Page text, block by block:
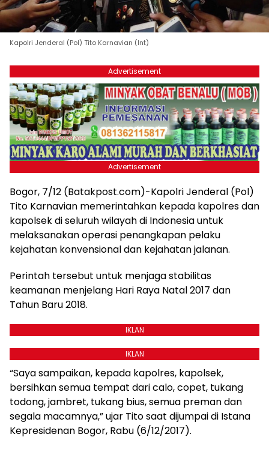
Kapolri Jenderal (Pol) Tito Karnavian (Int)
Advertisement
Advertisement
Bogor, 7/12 (Batakpost.com)-Kapolri Jenderal (Pol)
Tito Karnavian memerintahkan kepada kapolres dan
kapolsek di seluruh wilayah di Indonesia untuk
melaksanakan operasi penangkapan pelaku
kejahatan konvensional dan kejahatan jalanan.
Perintah tersebut untuk menjaga stabilitas
keamanan menjelang Hari Raya Natal 2017 dan
Tahun Baru 2018.
IKLAN
IKLAN
“Saya sampaikan, kepada kapolres, kapolsek,
bersihkan semua tempat dari calo, copet, tukang
todong, jambret, tukang bius, semua preman dan
segala macamnya,” ujar Tito saat dijumpai di Istana
Kepresidenan Bogor, Rabu (6/12/2017).